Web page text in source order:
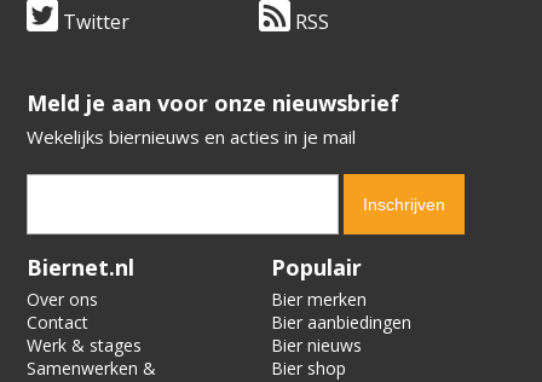
Twitter RSS
​​​​​​​Meld je aan voor onze nieuwsbrief
Wekelijks biernieuws en acties in je mail
Verification code:
Biernet.nl
Over ons
Contact
Werk & stages
Samenwerken &
Populair
Bier merken
Bier aanbiedingen
Bier nieuws
Bier shop